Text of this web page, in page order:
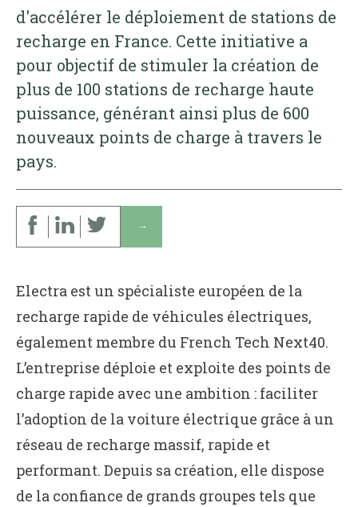
d'accélérer le déploiement de stations de
recharge en France. Cette initiative a
pour objectif de stimuler la création de
plus de 100 stations de recharge haute
puissance, générant ainsi plus de 600
nouveaux points de charge à travers le
pays.
↓
Electra est un spécialiste européen de la
recharge rapide de véhicules électriques,
également membre du French Tech Next40.
L’entreprise déploie et exploite des points de
charge rapide avec une ambition : faciliter
l’adoption de la voiture électrique grâce à un
réseau de recharge massif, rapide et
performant. Depuis sa création, elle dispose
de la confiance de grands groupes tels que